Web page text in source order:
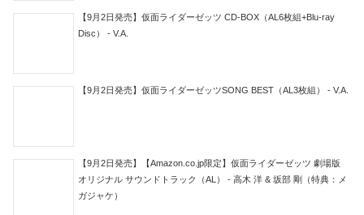
【9月2日発売】仮面ライダーゼッツ CD-BOX（AL6枚組+Blu-ray
Disc） - V.A.
【9月2日発売】仮面ライダーゼッツSONG BEST（AL3枚組） - V.A.
【9月2日発売】【Amazon.co.jp限定】仮面ライダーゼッツ 劇場版
オリジナル サウンドトラック（AL） - 高木 洋 & 坂部 剛（特典：メ
ガジャケ）